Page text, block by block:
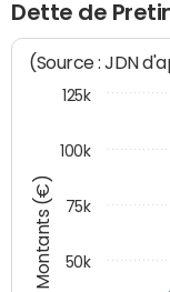
Dette de
Montants (€)
(Source : JDN
50k
75k
100k
125k